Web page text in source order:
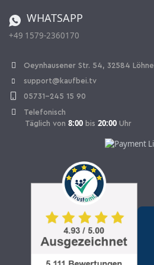
Vertrag widerrufen
WHATSAPP
+49 1579-2360170
Oeynhausener Str. 54, 32584 Löhne
support@kaufbei.tv
05731-245 15 90
Telefonisch
Täglich von 8:00 bis 20:00 Uhr